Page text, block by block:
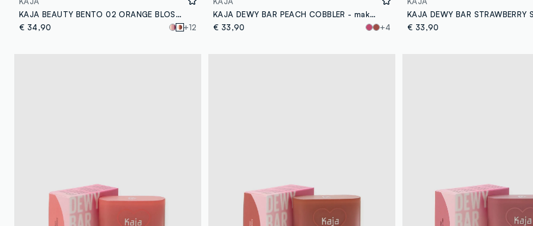
KAJA BEAUTY BENTO 02 ORANGE BLOSSOM - make-up coreano
€ 34,90
+12
KAJA DEWY BAR PEACH COBBLER - make-up coreano
€ 33,90
+4
€ 33,90